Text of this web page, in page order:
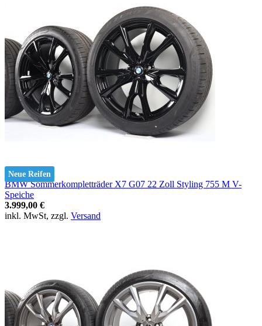
Neue Reifen
BMW Sommerkompletträder X7 G07 22 Zoll Styling 755 M V-
Speiche
3.999,00 €
inkl. MwSt, zzgl. Versand